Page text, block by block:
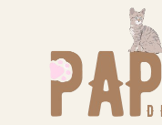
Conteúdo